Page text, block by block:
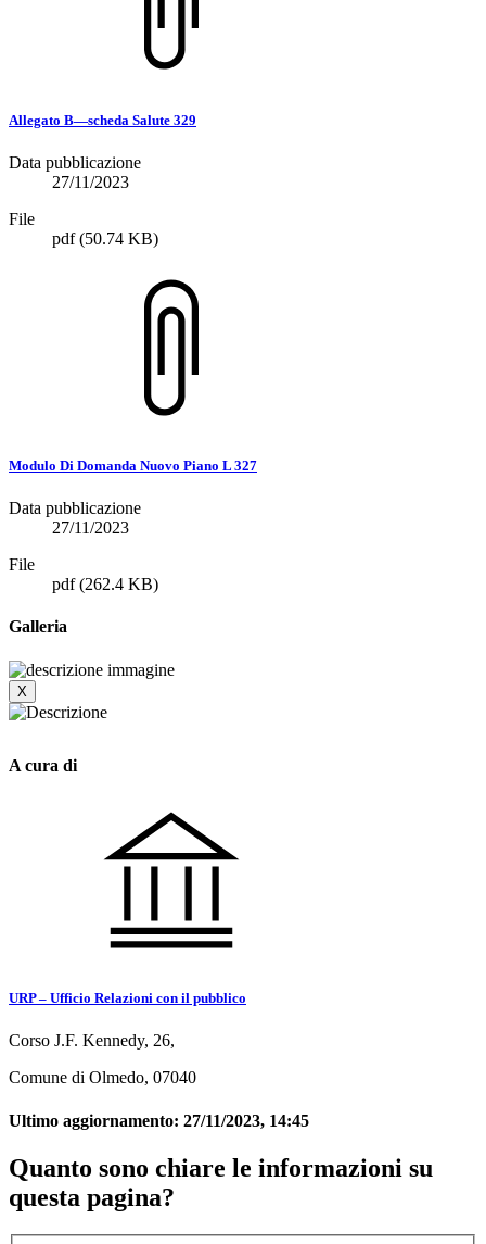
Allegato B—scheda Salute 329
Data pubblicazione
27/11/2023
File
pdf(50.74 KB)
Modulo Di Domanda Nuovo Piano L 327
Data pubblicazione
27/11/2023
File
pdf(262.4 KB)
Galleria
X
A cura di
URP – Ufficio Relazioni con il pubblico
Corso J.F. Kennedy, 26,
Comune di Olmedo, 07040
Ultimo aggiornamento: 27/11/2023, 14:45
Quanto sono chiare le informazioni su
questa pagina?